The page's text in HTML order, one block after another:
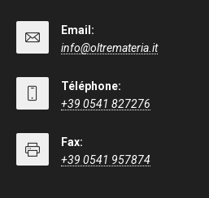
Email:
info@oltremateria.it
Téléphone:
+39 0541 827276
Fax:
+39 0541 957874